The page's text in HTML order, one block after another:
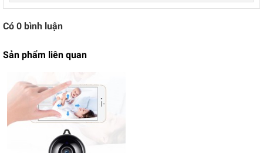
Có 0 bình luận
Sản phẩm liên quan